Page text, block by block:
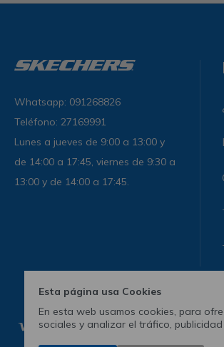
Esta página usa Cookies
En esta web usamos cookies, para
sociales y analizar el tráfico,
Whatsapp: 091268826
Teléfono: 27169991
Lunes a jueves de 9:00 a 13:00 y
de 14:00 a 17:45, viernes de 9:30 a
13:00 y de 14:00 a 17:45.